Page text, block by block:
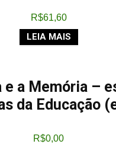
R$61,60
LEIA MAIS
e a Memória –
da Educação
R$0,00